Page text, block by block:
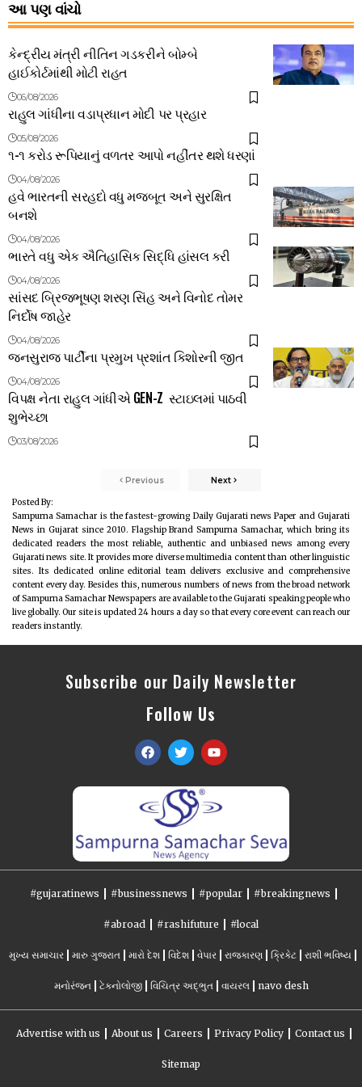
આ પણ વાંચો
કેન્દ્રીય મંત્રી નીતિન ગડકરીને બોમ્બે
હાઈકોર્ટમાંથી મોટી રાહત
06/08/2026
રાહુલ ગાંધીના વડાપ્રધાન મોદી પર પ્રહાર
05/08/2026
૧-૧ કરોડ રૂપિયાનું વળતર આપો નહીંતર થશે ધરણાં
04/08/2026
હવે ભારતની સરહદો વધુ મજબૂત અને સુરક્ષિત
બનશે
04/08/2026
ભારતે વધુ એક ઐતિહાસિક સિદ્ધિ હાંસલ કરી
04/08/2026
સાંસદ બ્રિજભૂષણ શરણ સિંહ અને વિનોદ તોમર
નિર્દોષ જાહેર
04/08/2026
જનસુરાજ પાર્ટીના પ્રમુખ પ્રશાંત કિશોરની જીત
04/08/2026
વિપક્ષ નેતા રાહુલ ગાંધીએ GEN-Z સ્ટાઇલમાં પાઠવી
શુભેચ્છા
03/08/2026
Previous Next
Posted By:
Sampurna Samachar is the fastest-growing Daily Gujarati news Paper and Gujarati
News in Gujarat since 2010. Flagship Brand Sampurna Samachar, which bring its
dedicated readers the most reliable, authentic and unbiased news among every
Gujarati news site. It provides more diverse multimedia content than other linguistic
sites. Its dedicated online editorial team delivers exclusive and comprehensive
content every day. Besides this, numerous numbers of news from the broad network
of Sampurna Samachar Newspapers are available to the Gujarati speaking people who
live globally. Our site is updated 24 hours a day so that every core event can reach our
readers instantly.
Subscribe our Daily Newsletter
Follow Us
#gujaratinews #businessnews #popular #breakingnews
#abroad #rashifuture #local
મુખ્ય સમાચાર મારુ ગુજરાત મારો દેશ વિદેશ વેપાર રાજકારણ ક્રિકેટ રાશી ભવિષ્ય
મનોરંજન ટેકનોલોજી વિચિત્ર અદ્ભુત વાયરલ navo desh
Advertise with us About us Careers Privacy Policy Contact us
Sitemap